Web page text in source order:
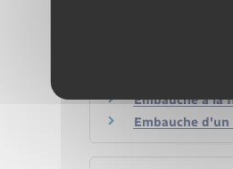
Un salarié
Embauche à la
Embauche